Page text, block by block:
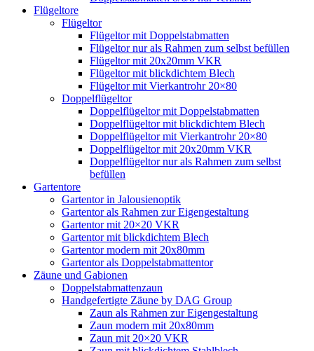
Flügeltore
Flügeltor
Flügeltor mit Doppelstabmatten
Flügeltor nur als Rahmen zum selbst befüllen
Flügeltor mit 20x20mm VKR
Flügeltor mit blickdichtem Blech
Flügeltor mit Vierkantrohr 20×80
Doppelflügeltor
Doppelflügeltor mit Doppelstabmatten
Doppelflügeltor mit blickdichtem Blech
Doppelflügeltor mit Vierkantrohr 20×80
Doppelflügeltor mit 20x20mm VKR
Doppelflügeltor nur als Rahmen zum selbst
befüllen
Gartentore
Gartentor in Jalousienoptik
Gartentor als Rahmen zur Eigengestaltung
Gartentor mit 20×20 VKR
Gartentor mit blickdichtem Blech
Gartentor modern mit 20x80mm
Gartentor als Doppelstabmattentor
Zäune und Gabionen
Doppelstabmattenzaun
Handgefertigte Zäune by DAG Group
Zaun als Rahmen zur Eigengestaltung
Zaun modern mit 20x80mm
Zaun mit 20×20 VKR